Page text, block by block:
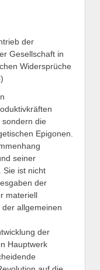
der
Gesellschaft in
Widersprüche
)
die
Epigonen.
seiner
Sie ist nicht
der
materiell
allgemeinen
der
Hauptwerk